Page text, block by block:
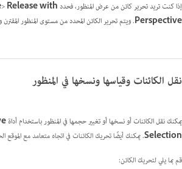
إذا كنت تريد تحرير كائن من عرض المنظور، فحدد >Release with
Perspective
.ويتم تحرير الكائن المحدد من مستوى المنظور
نقل الكائنات وقياسها ونسخها في المنظور
يمكنك نقل الكائنات أو نسخها أو تغيير حجمها في المنظور باستخدام أداة
Selection
.يمكنك أيضًا تحريك الكائنات في اتجاه متعامد مع الموقع
قم بما يلي لتحريك الكائن: